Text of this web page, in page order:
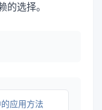
选择。
应用方法